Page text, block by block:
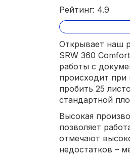
Рейтинг: 4.9
Открывает наш
SRW 360
работы с
происходит
пробить 25
стандартной
Высокая
позволяет
отмечают
недостатков –